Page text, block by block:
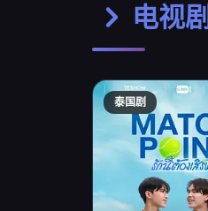
电视剧
泰国剧